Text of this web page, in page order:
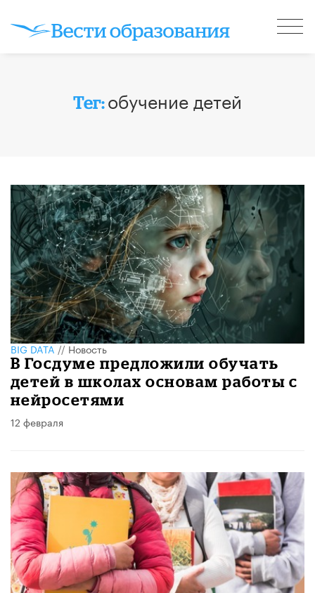
Тег:обучение детей
BIG DATA//Новость
В Госдуме предложили обучать
детей в школах основам работы с
нейросетями
12 февраля